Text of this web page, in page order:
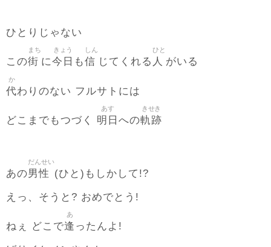
ひとりじゃない
この街
まち
に今日
きょう
も信
しん
じてくれる 人
ひと
がいる
代
か
わりのない フルサトには
どこまでもつづく 明日
あす
への軌跡
きせき
あの男性
だんせい
(ひと)もしかして!?
えっ、そうと? おめでとう!
ねぇ どこで逢
あ
ったんよ!